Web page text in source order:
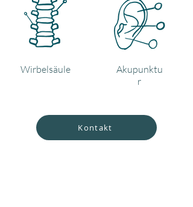
Wirbelsäule
Akupunktu
r
Kontakt